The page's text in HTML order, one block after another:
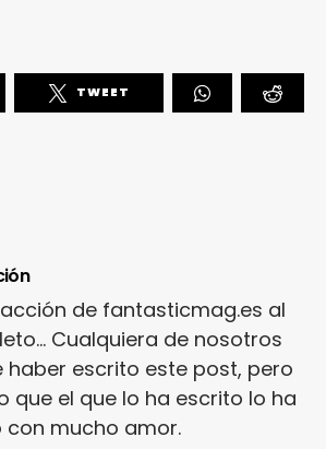
TWEET
de fantasticmag.es al
Cualquiera de nosotros
haber escrito este post, pero
que el que lo ha escrito lo ha
con mucho amor.